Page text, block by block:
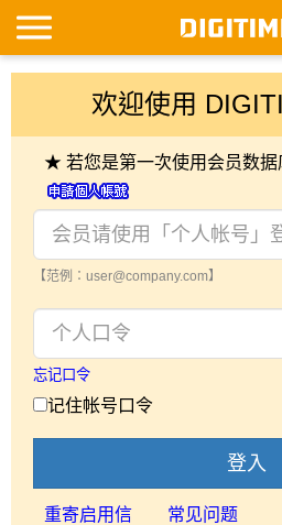
欢迎使用
★ 若您是第一次使用会员数据
【范例：user@company.com】
忘记口令
记住帐号口令
登入
重寄启用信 常见问题